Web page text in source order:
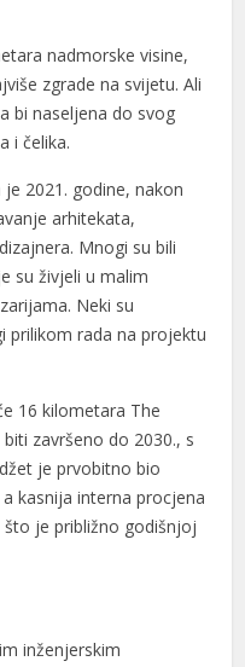
nadmorske visine,
zgrade na svijetu. Ali
bi naseljena do svog
i čelika.
je 2021. godine, nakon
arhitekata,
Mnogi su bili
su živjeli u malim
Neki su
prilikom rada na projektu
16 kilometara The
završeno do 2030., s
je prvobitno bio
kasnija interna procjena
je približno godišnjoj
inženjerskim